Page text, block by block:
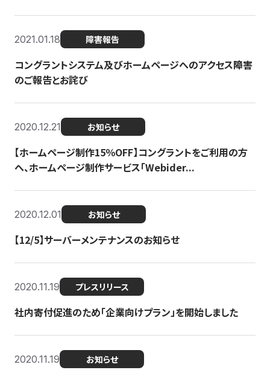
2021.01.18 障害報告
コングラントシステム及びホームページへのアクセス障害
のご報告とお詫び
2020.12.21 お知らせ
【ホームページ制作15％OFF】コングラントをご利用の方
へ、ホームページ制作サービス「Webider...
2020.12.01 お知らせ
【12/5】サーバーメンテナンスのお知らせ
2020.11.19 プレスリリース
社内寄付促進のため「企業向けプラン」を開始しました
2020.11.19 お知らせ